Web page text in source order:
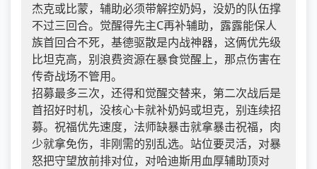
杰克或比蒙，辅助必须带解控奶妈，没奶的队伍撑
不过三回合。觉醒得先主C再补辅助，露露能保人
族首回合不死，基德驱散是内战神器，这俩优先级
比坦克高，别浪费资源在暴食觉醒上，那点伤害在
传奇战场不管用。
招募最多三次，还得和觉醒交替来，第二次战后是
首招好时机，没核心卡就补奶妈或坦克，别连续招
募。祝福优先速度，法师缺暴击就拿暴击祝福，肉
少就拿免伤，非刚需的别乱选。站位要灵活，对暴
怒把守望放前排对位，对哈迪斯用血厚辅助顶对